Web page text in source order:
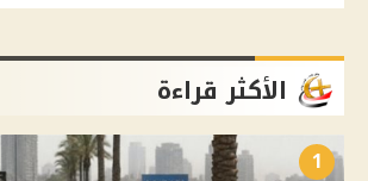
الأكثر قراءة
1